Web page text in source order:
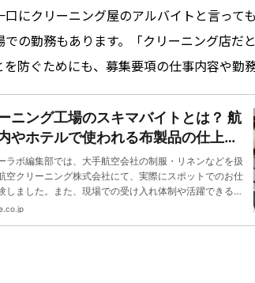
口にクリーニング屋のアルバイトと言って
での勤務もあります。「クリーニング店だ
を防ぐためにも、募集要項の仕事内容や勤
ニング工場のスキマバイトとは？ 航
やホテルで使われる布製品の仕上げ
| タイミーラボ - スキマで働く、世
がる。
ラボ編集部では、大手航空会社の制服・リネンなどを扱
空クリーニング株式会社にて、実際にスポットでのお仕
しました。また、現場での受け入れ体制や活躍できる人
てインタビューを行ったので、「クリーニング業界に少